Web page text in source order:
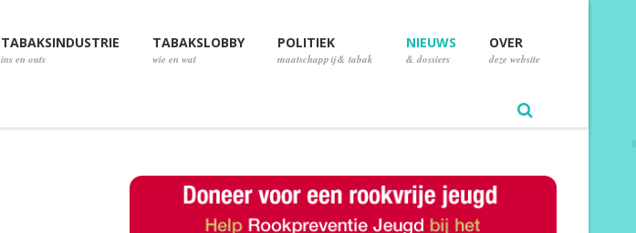
TABAKSINDUSTRIE
ins en outs
TABAKSLOBBY
wie en wat
POLITIEK
maatschappij & tabak
NIEUWS
& dossiers
OVER
deze website